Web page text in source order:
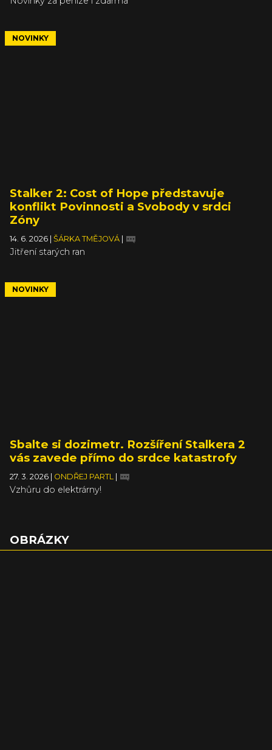
NOVINKY
Stalker 2: Cost of Hope představuje
konflikt Povinnosti a Svobody v srdci
Zóny
14. 6. 2026 ŠÁRKA TMĚJOVÁ
Jitření starých ran
NOVINKY
Sbalte si dozimetr. Rozšíření Stalkera 2
vás zavede přímo do srdce katastrofy
27. 3. 2026 ONDŘEJ PARTL
Vzhůru do elektrárny!
OBRÁZKY